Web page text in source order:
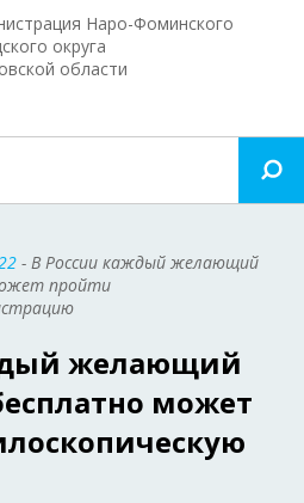
Наро-Фоминского
округа
области
- В России каждый желающий
пройти
желающий
может